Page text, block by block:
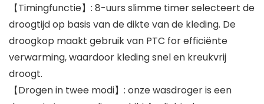
【Timingfunctie】: 8-uurs slimme timer selecteert de
droogtijd op basis van de dikte van de kleding. De
droogkop maakt gebruik van PTC for efficiënte
verwarming, waardoor kleding snel en kreukvrij
droogt.
【Drogen in twee modi】: onze wasdroger is een